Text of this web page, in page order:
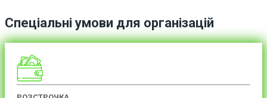
Спеціальні умови для організацій